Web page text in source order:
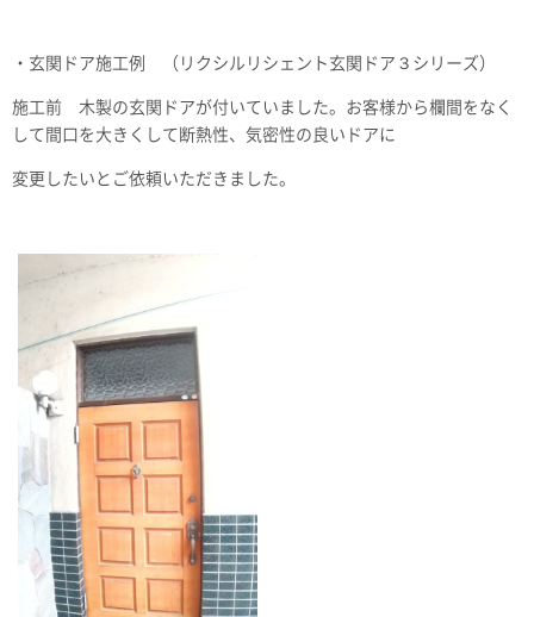
・玄関ドア施工例 （リクシルリシェント玄関ドア３シリーズ）
施工前 木製の玄関ドアが付いていました。お客様から欄間をなく
して間口を大きくして断熱性、気密性の良いドアに
変更したいとご依頼いただきました。